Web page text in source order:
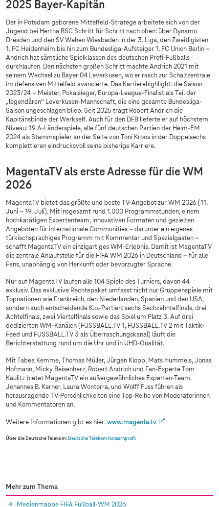
2025 Bayer-Kapitän
Der in Potsdam geborene Mittelfeld-Stratege arbeitete sich von der
Jugend bei Hertha BSC Schritt für Schritt nach oben: über Dynamo
Dresden und den SV Wehen Wiesbaden in der 3. Liga, den Zweitligisten
1. FC Heidenheim bis hin zum Bundesliga-Aufsteiger 1. FC Union Berlin –
Andrich hat sämtliche Spielklassen des deutschen Profi-Fußballs
durchlaufen. Den nächsten großen Schritt machte Andrich 2021 mit
seinem Wechsel zu Bayer 04 Leverkusen, wo er rasch zur Schaltzentrale
im defensiven Mittelfeld avancierte. Das Karrierehighlight: die Saison
2023/24 – Meister, Pokalsieger, Europa-League-Finalist als Teil der
„legendären“ Leverkusen-Mannschaft, die eine gesamte Bundesliga-
Saison ungeschlagen blieb. Seit 2025 trägt Robert Andrich die
Kapitänsbinde der Werkself. Auch für den DFB lieferte er auf höchstem
Niveau: 19 A-Länderspiele, alle fünf deutschen Partien der Heim-EM
2024 als Stammspieler an der Seite von Toni Kroos in der Doppelsechs
komplettieren eindrucksvoll seine bisherige Karriere.
MagentaTV als erste Adresse für die WM
2026
MagentaTV bietet das größte und beste TV-Angebot zur WM 2026 (11.
Juni – 19. Juli). Mit insgesamt rund 1.000 Programmstunden, einem
hochkarätigen Expertenteam, innovativen Formaten und gezielten
Angeboten für internationale Communities – darunter ein eigenes
türkischsprachiges Programm mit Kommentar und Spezialgasten –
schafft MagentaTV ein einzigartiges WM-Erlebnis. Damit ist MagentaTV
die zentrale Anlaufstelle für die FIFA WM 2026 in Deutschland – für alle
Fans, unabhängig von Herkunft oder bevorzugter Sprache.
Nur auf MagentaTV laufen alle 104 Spiele des Turniers, davon 44
exklusiv. Das exklusive Rechtepaket umfasst nicht nur Gruppenspiele mit
Topnationen wie Frankreich, den Niederlanden, Spanien und den USA,
sondern auch entscheidende K.o.-Partien: sechs Sechzehntelfinals, drei
Achtelfinals, zwei Viertelfinals sowie das Spiel um Platz 3. Auf drei
dedizierten WM-Kanälen (FUSSBALL.TV 1, FUSSBALL.TV 2 mit Taktik-
Feed und FUSSBALL.TV 3 als Überraschungskanal) läuft die
Berichterstattung rund um die Uhr und in UHD-Qualität.
Mit Tabea Kemme, Thomas Müller, Jürgen Klopp, Mats Hummels, Jonas
Hofmann, Micky Beisenherz, Robert Andrich und Fan-Experte Tom
Kaulitz bietet MagentaTV ein außergewöhnliches Experten-Team.
Johannes B. Kerner, Laura Wontorra, und Wolff Fuss führen als
herausragende TV-Persönlichkeiten eine Top-Reihe von Moderatorinnen
und Kommentatoren an.
Weitere Informationen gibt es hier: www.magenta.tv
Über die Deutsche Telekom: Deutsche Telekom Konzernprofil
Mehr zum Thema
Medienmappe FIFA Fußball-WM 2026